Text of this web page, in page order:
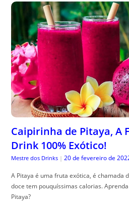
Caipirinha de Pitaya, A
Drink 100% Exótico!
Mestre dos Drinks | 20 de fevereiro de
A Pitaya é uma fruta exótica, é chamada
doce tem pouquíssimas calorias.
Pitaya?